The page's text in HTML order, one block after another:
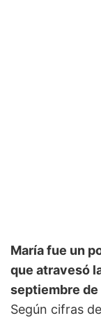
María fue un
que atravesó
septiembre de
Según cifras